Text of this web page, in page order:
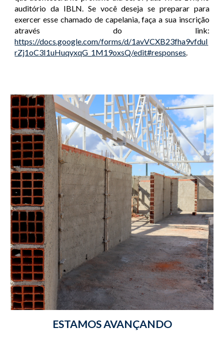
auditório da IBLN. Se você deseja se preparar para
exercer esse chamado de capelania, faça a sua inscrição
através do link:
https://docs.google.com/forms/d/1avVCXB23fha9vfduI
rZj1oC3I1uHuqyxqG_1M19oxsQ/edit#responses.
ESTAMOS AVANÇANDO